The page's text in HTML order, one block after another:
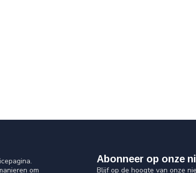
om
Abonneer op onze
Blijf op de hoogte van onze